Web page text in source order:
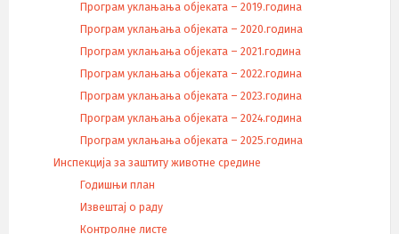
Програм уклањања објеката – 2019.година
Програм уклањања објеката – 2020.година
Програм уклањања објеката – 2021.година
Програм уклањања објеката – 2022.година
Програм уклањања објеката – 2023.година
Програм уклањања објеката – 2024.година
Програм уклањања објеката – 2025.година
Инспекција за заштиту животне средине
Годишњи план
Извештај о раду
Контролне листе